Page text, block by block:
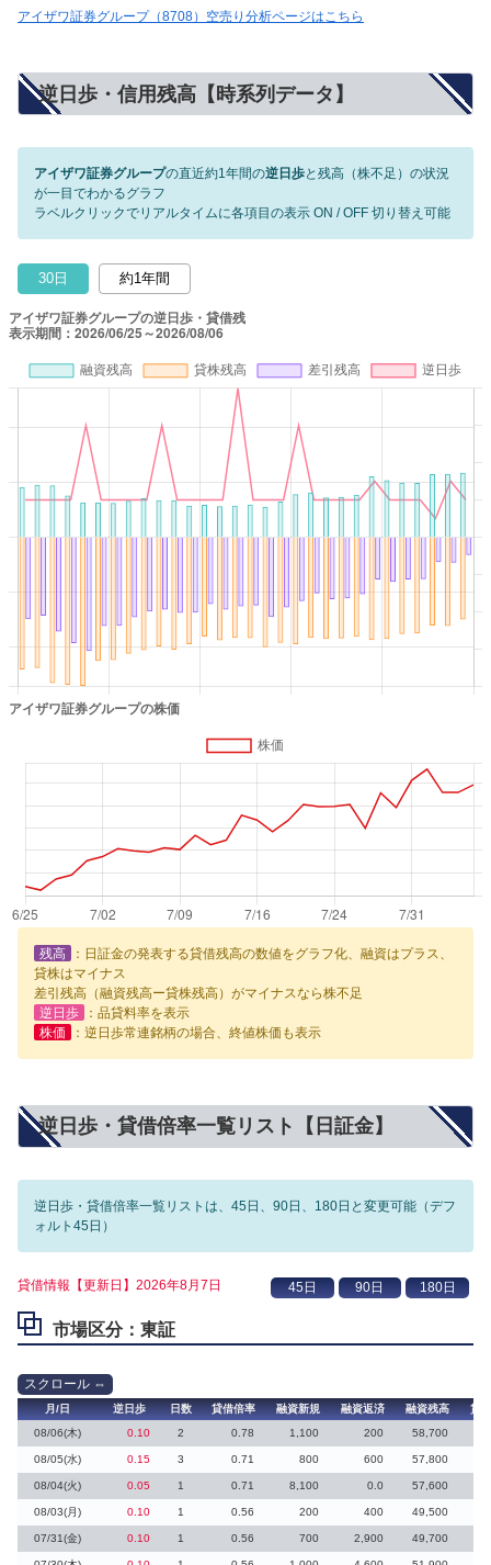
アイザワ証券グループ（8708）空売り分析ページはこちら
逆日歩・信用残高【時系列データ】
アイザワ証券グループの直近約1年間の逆日歩と残高（株不足）の状況
が一目でわかるグラフ
ラベルクリックでリアルタイムに各項目の表示 ON / OFF 切り替え可能
30日 約1年間
残高
：日証金の発表する貸借残高の数値をグラフ化、融資はプラス、
貸株はマイナス
差引残高（融資残高ー貸株残高）がマイナスなら株不足
逆日歩
：品貸料率を表示
株価
：逆日歩常連銘柄の場合、終値株価も表示
逆日歩・貸借倍率一覧リスト【日証金】
逆日歩・貸借倍率一覧リストは、45日、90日、180日と変更可能（デフ
ォルト45日）
貸借情報【更新日】2026年8月7日
市場区分：東証
月/日 逆日歩 日数 貸借倍率 融資新規 融資返済 融資残高
貸
08/06(木)
0.10 2 0.78 1,100 200 58,700
08/05(水) 0.15 3 0.71 800 600 57,800
08/04(火) 0.05 1 0.71 8,100 0.0 57,600
08/03(月) 0.10 1 0.56 200 400 49,500
07/31(金) 0.10 1 0.56 700 2,900 49,700